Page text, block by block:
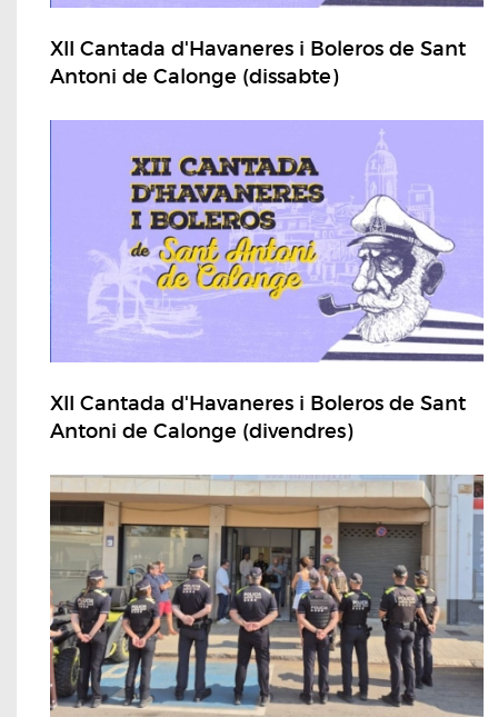
XII Cantada d'Havaneres i Boleros de Sant
Antoni de Calonge (dissabte)
XII Cantada d'Havaneres i Boleros de Sant
Antoni de Calonge (divendres)